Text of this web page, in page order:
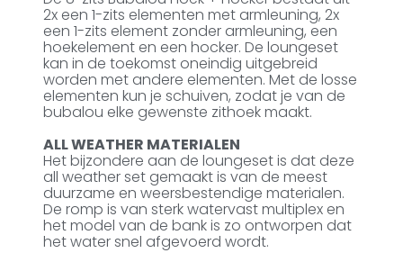
2x een 1-zits elementen met armleuning, 2x
een 1-zits element zonder armleuning, een
hoekelement en een hocker. De loungeset
kan in de toekomst oneindig uitgebreid
worden met andere elementen. Met de losse
elementen kun je schuiven, zodat je van de
bubalou elke gewenste zithoek maakt.
ALL WEATHER MATERIALEN
Het bijzondere aan de loungeset is dat deze
all weather set gemaakt is van de meest
duurzame en weersbestendige materialen.
De romp is van sterk watervast multiplex en
het model van de bank is zo ontworpen dat
het water snel afgevoerd wordt.